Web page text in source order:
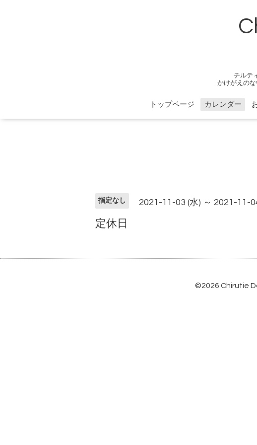
チルテ
かけがえの
トップページ カレンダー
指定なし 2021-11-03 (水) ～ 2021-11-
定休日
©2026 Chirutie